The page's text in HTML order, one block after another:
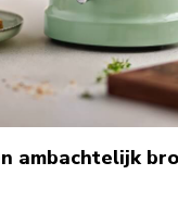
ambachtelijk